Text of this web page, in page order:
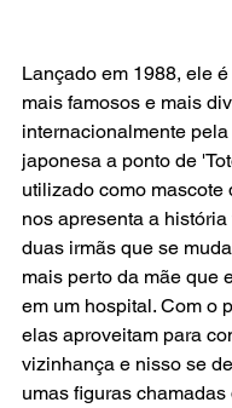
Lançado em 1988, ele
mais famosos e mais
internacionalmente
japonesa a ponto de
utilizado como mascote
nos apresenta a
duas irmãs que se
mais perto da mãe que
em um hospital. Com o
elas aproveitam para
vizinhança e nisso se
umas figuras chamadas